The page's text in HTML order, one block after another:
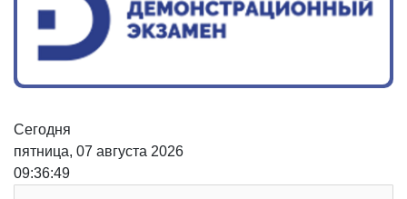
Сегодня
пятница, 07 августа 2026
09:36:50